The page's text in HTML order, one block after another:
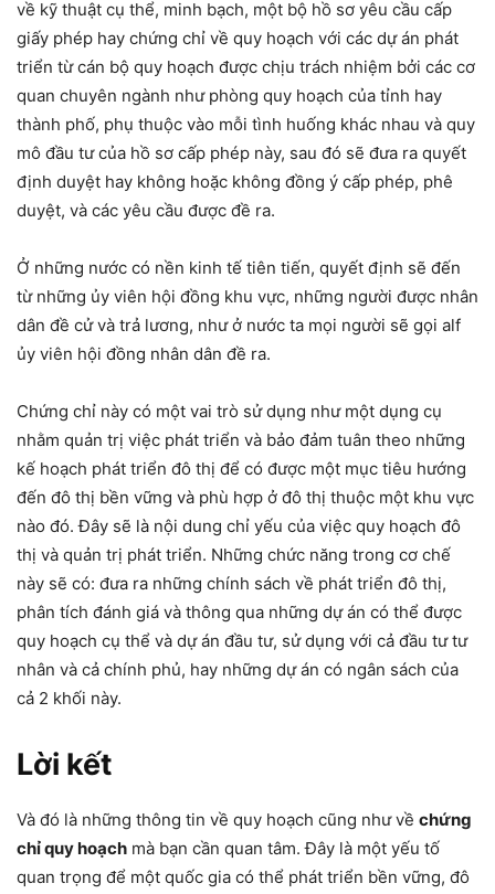
về kỹ thuật cụ thể, minh bạch, một bộ hồ sơ yêu cầu cấp
giấy phép hay chứng chỉ về quy hoạch với các dự án phát
triển từ cán bộ quy hoạch được chịu trách nhiệm bởi các cơ
quan chuyên ngành như phòng quy hoạch của tỉnh hay
thành phố, phụ thuộc vào mỗi tình huống khác nhau và quy
mô đầu tư của hồ sơ cấp phép này, sau đó sẽ đưa ra quyết
định duyệt hay không hoặc không đồng ý cấp phép, phê
duyệt, và các yêu cầu được đề ra.
Ở những nước có nền kinh tế tiên tiến, quyết định sẽ đến
từ những ủy viên hội đồng khu vực, những người được nhân
dân đề cử và trả lương, như ở nước ta mọi người sẽ gọi alf
ủy viên hội đồng nhân dân đề ra.
Chứng chỉ này có một vai trò sử dụng như một dụng cụ
nhằm quản trị việc phát triển và bảo đảm tuân theo những
kế hoạch phát triển đô thị để có được một mục tiêu hướng
đến đô thị bền vững và phù hợp ở đô thị thuộc một khu vực
nào đó. Đây sẽ là nội dung chỉ yếu của việc quy hoạch đô
thị và quản trị phát triển. Những chức năng trong cơ chế
này sẽ có: đưa ra những chính sách về phát triển đô thị,
phân tích đánh giá và thông qua những dự án có thể được
quy hoạch cụ thể và dự án đầu tư, sử dụng với cả đầu tư tư
nhân và cả chính phủ, hay những dự án có ngân sách của
cả 2 khối này.
Lời kết
Và đó là những thông tin về quy hoạch cũng như về chứng
chỉ quy hoạch mà bạn cần quan tâm. Đây là một yếu tố
quan trọng để một quốc gia có thể phát triển bền vững, đô